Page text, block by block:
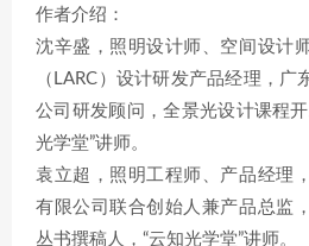
作者介绍：
沈辛盛，照明设计师、空间设计
（LARC）设计研发产品经理，
公司研发顾问，全景光设计课程
光学堂”讲师。
袁立超，照明工程师、产品经理
有限公司联合创始人兼产品总监
丛书撰稿人，“云知光学堂”讲师。